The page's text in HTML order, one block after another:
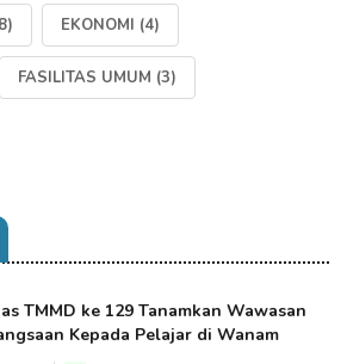
EKONOMI (4)
FASILITAS UMUM (3)
TMMD ke 129 Tanamkan Wawasan
Kepada Pelajar di Wanam